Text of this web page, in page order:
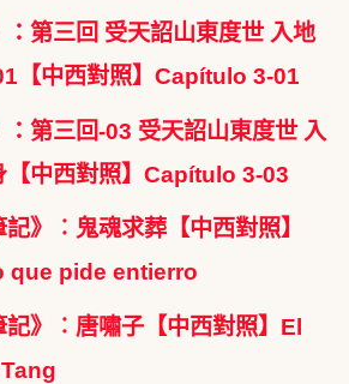
：第三回 受天詔山東度世 入地
【中西對照】Capítulo 3-01
：第三回-03 受天詔山東度世 入
【中西對照】Capítulo 3-03
記》︰鬼魂求葬【中西對照】
que pide entierro
記》︰唐嘯子【中西對照】El